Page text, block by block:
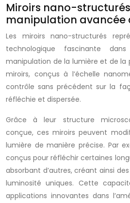
Miroirs nano-
manipulation avancée
Les miroirs nano-structurés
technologique fascinante
manipulation de la lumière et de la
miroirs, conçus à l’échelle
contrôle sans précédent sur la
réfléchie et dispersée.
Grâce à leur structure
conçue, ces miroirs peuvent
lumière de manière précise. Par
conçus pour réfléchir certaines
absorbant d’autres, créant ainsi
luminosité uniques. Cette
applications innovantes dans